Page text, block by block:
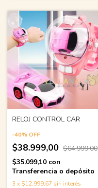
RELOJ CONTROL CAR
-40% OFF
$38.999,00 $64.999,00
$35.099,10 con
Transferencia o depósito
3 x $12.999,67 sin interés